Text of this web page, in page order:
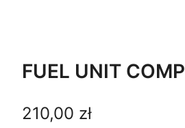
FUEL UNIT COMP
210,00 zł